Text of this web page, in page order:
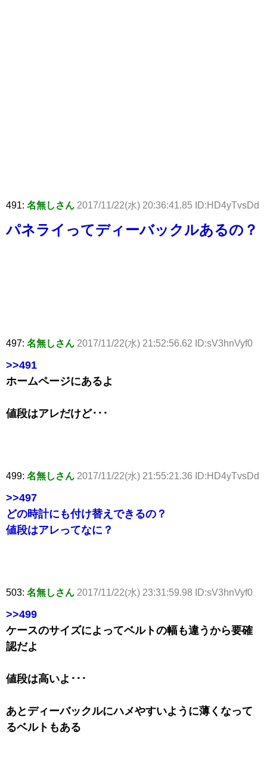
491: 名無しさん 2017/11/22(水) 20:36:41.85 ID:HD4yTvsDd
パネライってディーバックルあるの？
497: 名無しさん 2017/11/22(水) 21:52:56.62 ID:sV3hnVyf0
>>491
ホームページにあるよ
値段はアレだけど･･･
499: 名無しさん 2017/11/22(水) 21:55:21.36 ID:HD4yTvsDd
>>497
どの時計にも付け替えできるの？
値段はアレってなに？
503: 名無しさん 2017/11/22(水) 23:31:59.98 ID:sV3hnVyf0
>>499
ケースのサイズによってベルトの幅も違うから要確
認だよ
値段は高いよ･･･
あとディーバックルにハメやすいように薄くなって
るベルトもある